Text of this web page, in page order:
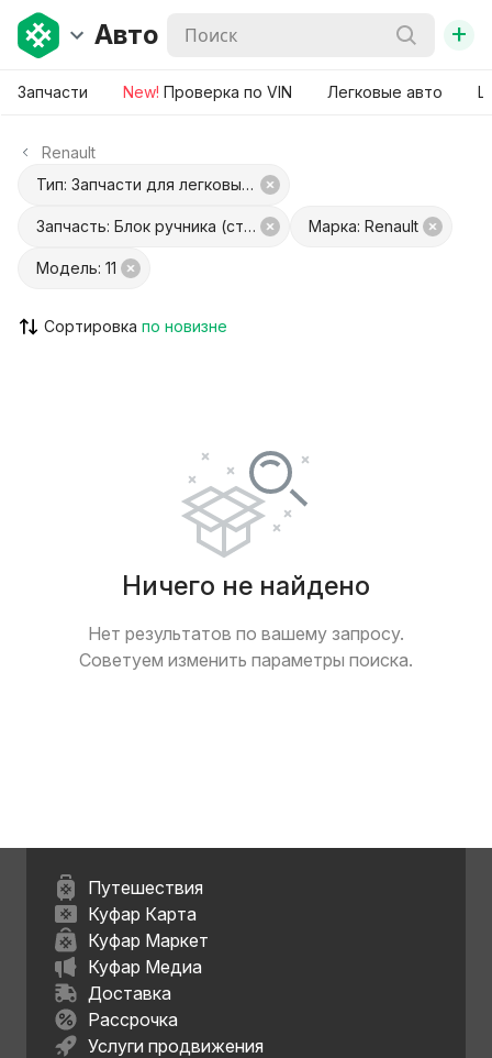
Авто +
Запчасти New! Проверка по VIN Легковые авто
Renault
Тип: Запчасти для легковых авто
Запчасть: Блок ручника (стояночного тормоза) Марка: Renault
Модель: 11
Сортировка
Ничего не найдено
Нет результатов по вашему запросу.
Советуем изменить параметры поиска.
Путешествия
Куфар Карта
Куфар Маркет
Куфар Медиа
Доставка
Рассрочка
Услуги продвижения